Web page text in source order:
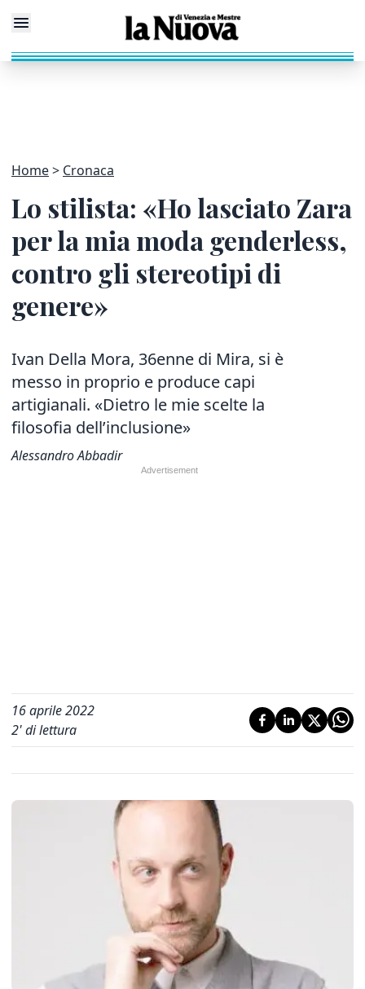
Home Cronaca
Lo stilista: «Ho lasciato Zara
per la mia moda genderless,
contro gli stereotipi di
genere»
Ivan Della Mora, 36enne di Mira, si è
messo in proprio e produce capi
artigianali. «Dietro le mie scelte la
filosofia dell’inclusione»
Alessandro Abbadir
16 aprile 2022
2' di lettura